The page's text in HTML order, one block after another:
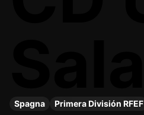
Spagna Primera División RFEF